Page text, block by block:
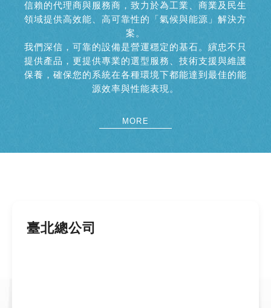
信賴的代理商與服務商，致力於為工業、商業及民生
領域提供高效能、高可靠性的「氣候與能源」解決方
案。
我們深信，可靠的設備是營運穩定的基石。縯忠不只
提供產品，更提供專業的選型服務、技術支援與維護
保養，確保您的系統在各種環境下都能達到最佳的能
源效率與性能表現。
MORE
臺北總公司